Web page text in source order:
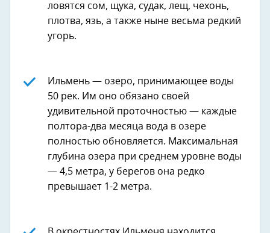
ловятся сом, щука, судак, лещ, чехонь,
плотва, язь, а также ныне весьма редкий
угорь.
Ильмень — озеро, принимающее воды
50 рек. Им оно обязано своей
удивительной проточностью — каждые
полтора-два месяца вода в озере
полностью обновляется. Максимальная
глубина озера при среднем уровне воды
— 4,5 метра, у берегов она редко
превышает 1-2 метра.